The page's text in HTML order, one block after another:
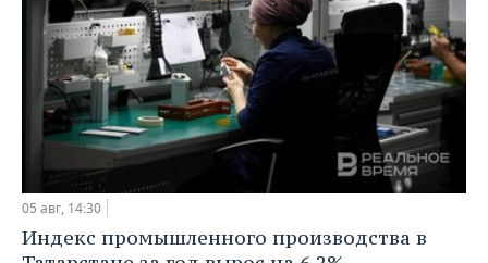
05 авг, 14:30
Индекс промышленного производства в